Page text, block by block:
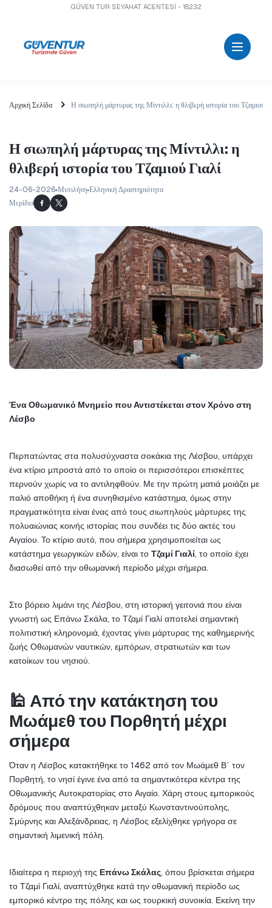
GÜVEN TUR SEYAHAT ACENTESİ - 18232
Αρχική Σελίδα Η σιωπηλή μάρτυρας της Μίντιλλι: η θλιβερή ιστορία του Τζαμιού
Η σιωπηλή μάρτυρας της Μίντιλλι: η
θλιβερή ιστορία του Τζαμιού Γιαλί
24-06-2026 Μυτιλήνη Ελληνική Δραστηριότητα
Μερίδιο
Ένα Οθωμανικό Μνημείο που Αντιστέκεται στον Χρόνο στη
Λέσβο
Περπατώντας στα πολυσύχναστα σοκάκια της Λέσβου, υπάρχει
ένα κτίριο μπροστά από το οποίο οι περισσότεροι επισκέπτες
περνούν χωρίς να το αντιληφθούν. Με την πρώτη ματιά μοιάζει με
παλιό αποθήκη ή ένα συνηθισμένο κατάστημα, όμως στην
πραγματικότητα είναι ένας από τους σιωπηλούς μάρτυρες της
πολυαιώνιας κοινής ιστορίας που συνδέει τις δύο ακτές του
Αιγαίου. Το κτίριο αυτό, που σήμερα χρησιμοποιείται ως
κατάστημα γεωργικών ειδών, είναι το Τζαμί Γιαλί, το οποίο έχει
διασωθεί από την οθωμανική περίοδο μέχρι σήμερα.
Στο βόρειο λιμάνι της Λέσβου, στη ιστορική γειτονιά που είναι
γνωστή ως Επάνω Σκάλα, το Τζαμί Γιαλί αποτελεί σημαντική
πολιτιστική κληρονομιά, έχοντας γίνει μάρτυρας της καθημερινής
ζωής Οθωμανών ναυτικών, εμπόρων, στρατιωτών και των
κατοίκων του νησιού.
🕌 Από την κατάκτηση του
Μωάμεθ του Πορθητή μέχρι
σήμερα
Όταν η Λέσβος κατακτήθηκε το 1462 από τον Μωάμεθ Β΄ τον
Πορθητή, το νησί έγινε ένα από τα σημαντικότερα κέντρα της
Οθωμανικής Αυτοκρατορίας στο Αιγαίο. Χάρη στους εμπορικούς
δρόμους που αναπτύχθηκαν μεταξύ Κωνσταντινούπολης,
Σμύρνης και Αλεξάνδρειας, η Λέσβος εξελίχθηκε γρήγορα σε
σημαντική λιμενική πόλη.
Ιδιαίτερα η περιοχή της Επάνω Σκάλας, όπου βρίσκεται σήμερα
το Τζαμί Γιαλί, αναπτύχθηκε κατά την οθωμανική περίοδο ως
εμπορικό κέντρο της πόλης και ως τουρκική συνοικία. Εκείνη την